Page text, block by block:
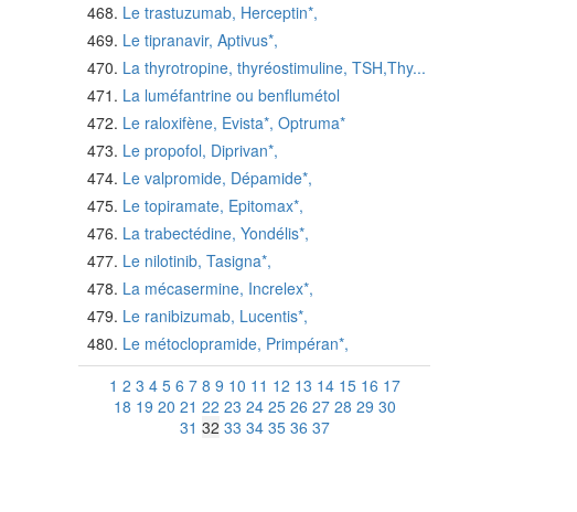
Le trastuzumab, Herceptin*,
Le tipranavir, Aptivus*,
La thyrotropine, thyréostimuline, TSH,Thy...
La luméfantrine ou benflumétol
Le raloxifène, Evista*, Optruma*
Le propofol, Diprivan*,
Le valpromide, Dépamide*,
Le topiramate, Epitomax*,
La trabectédine, Yondélis*,
Le nilotinib, Tasigna*,
La mécasermine, Increlex*,
Le ranibizumab, Lucentis*,
Le métoclopramide, Primpéran*,
1 2 3 4 5 6 7 8 9 10 11 12 13 14 15 16 17
18 19 20 21 22 23 24 25 26 27 28 29 30
31 32 33 34 35 36 37